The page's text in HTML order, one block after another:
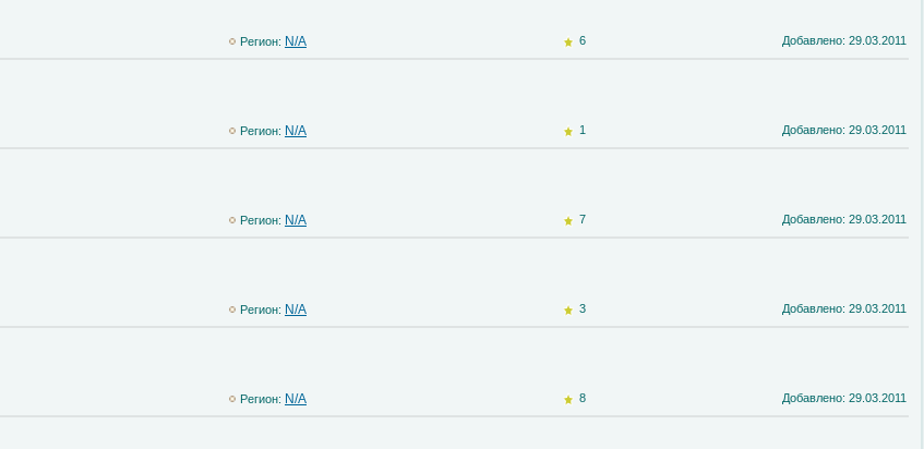
Регион: N/A 6 Добавлено: 29.03.2011
Регион: N/A 1 Добавлено: 29.03.2011
Регион: N/A 7 Добавлено: 29.03.2011
Регион: N/A 3 Добавлено: 29.03.2011
Регион: N/A 8 Добавлено: 29.03.2011